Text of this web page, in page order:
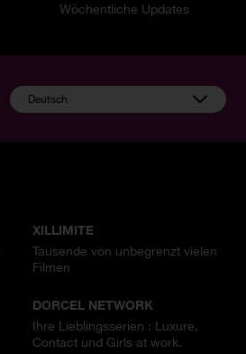
Wöchentliche Updates
Deutsch
XILLIMITE
Tausende von unbegrenzt vielen
Filmen
DORCEL NETWORK
Ihre Lieblingsserien : Luxure,
Contact und Girls at work.